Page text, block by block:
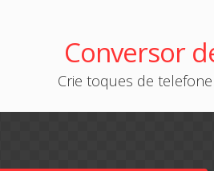
Conversor
Crie toques de